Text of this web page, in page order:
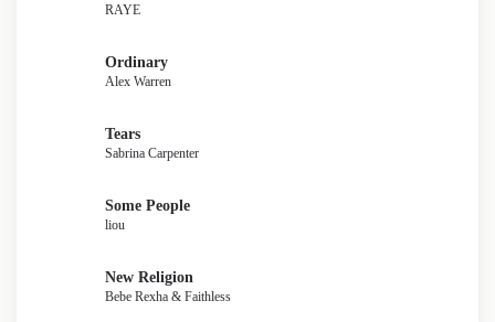
RAYE
Ordinary
Alex Warren
Tears
Sabrina Carpenter
Some People
liou
New Religion
Bebe Rexha & Faithless